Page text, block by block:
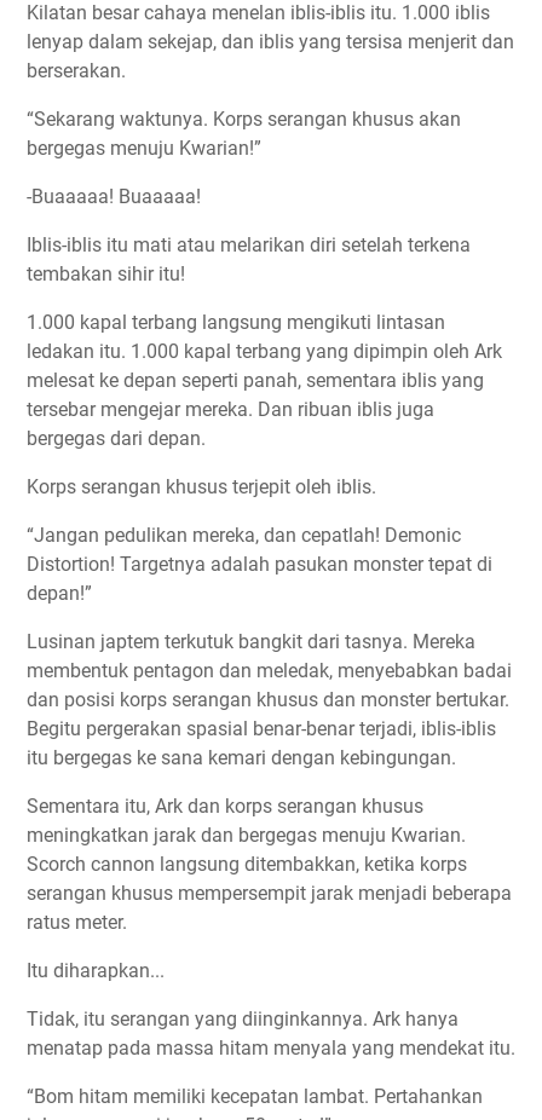
Kilatan besar cahaya menelan iblis-iblis itu. 1.000 iblis
lenyap dalam sekejap, dan iblis yang tersisa menjerit dan
berserakan.
“Sekarang waktunya. Korps serangan khusus akan
bergegas menuju Kwarian!”
-Buaaaaa! Buaaaaa!
Iblis-iblis itu mati atau melarikan diri setelah terkena
tembakan sihir itu!
1.000 kapal terbang langsung mengikuti lintasan
ledakan itu. 1.000 kapal terbang yang dipimpin oleh Ark
melesat ke depan seperti panah, sementara iblis yang
tersebar mengejar mereka. Dan ribuan iblis juga
bergegas dari depan.
Korps serangan khusus terjepit oleh iblis.
“Jangan pedulikan mereka, dan cepatlah! Demonic
Distortion! Targetnya adalah pasukan monster tepat di
depan!”
Lusinan japtem terkutuk bangkit dari tasnya. Mereka
membentuk pentagon dan meledak, menyebabkan badai
dan posisi korps serangan khusus dan monster bertukar.
Begitu pergerakan spasial benar-benar terjadi, iblis-iblis
itu bergegas ke sana kemari dengan kebingungan.
Sementara itu, Ark dan korps serangan khusus
meningkatkan jarak dan bergegas menuju Kwarian.
Scorch cannon langsung ditembakkan, ketika korps
serangan khusus mempersempit jarak menjadi beberapa
ratus meter.
Itu diharapkan...
Tidak, itu serangan yang diinginkannya. Ark hanya
menatap pada massa hitam menyala yang mendekat itu.
“Bom hitam memiliki kecepatan lambat. Pertahankan